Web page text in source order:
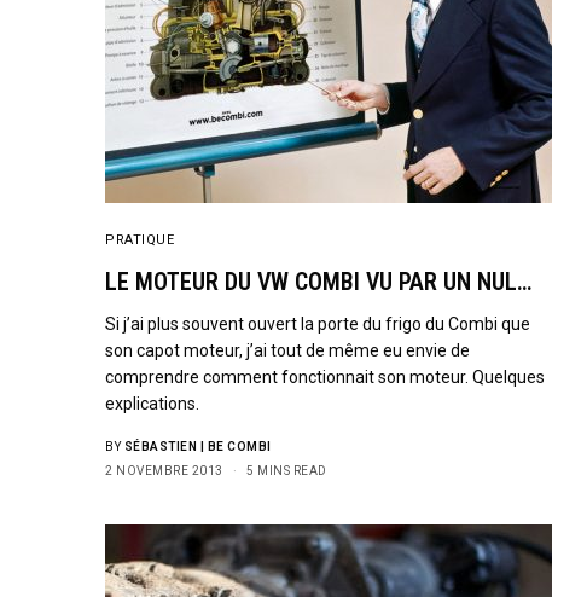
PRATIQUE
LE MOTEUR DU VW COMBI VU PAR UN NUL…
Si j’ai plus souvent ouvert la porte du frigo du Combi que
son capot moteur, j’ai tout de même eu envie de
comprendre comment fonctionnait son moteur. Quelques
explications.
BY SÉBASTIEN | BE COMBI
2 NOVEMBRE 2013
5 MINS READ